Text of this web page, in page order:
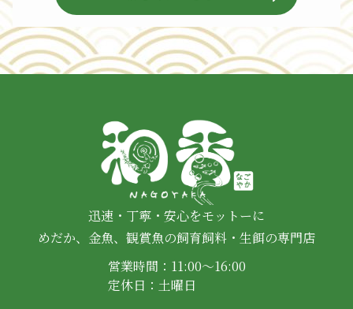
迅速・丁寧・安心をモットーに
めだか、金魚、観賞魚の飼育飼料・生餌の専門店
営業時間：11:00～16:00
定休日：土曜日